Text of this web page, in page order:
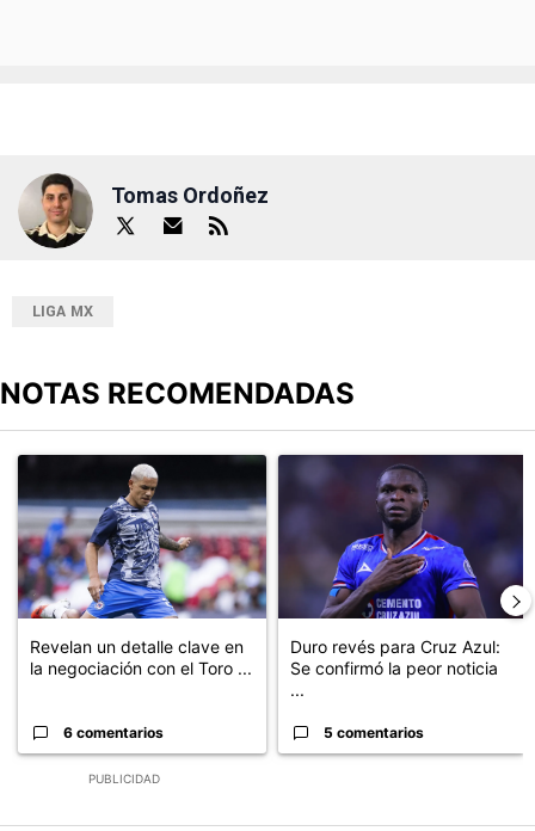
Tomas Ordoñez
LIGA MX
NOTAS RECOMENDADAS
PUBLICIDAD
Un artículo de tendencia con el título "Revelan un detalle clave
Revelan un detalle clave en
la negociación con el Toro ...
6 comentarios
Un artículo de tendencia con
Duro revés para Cruz Azul:
Se confirmó la peor noticia
...
5 comentarios